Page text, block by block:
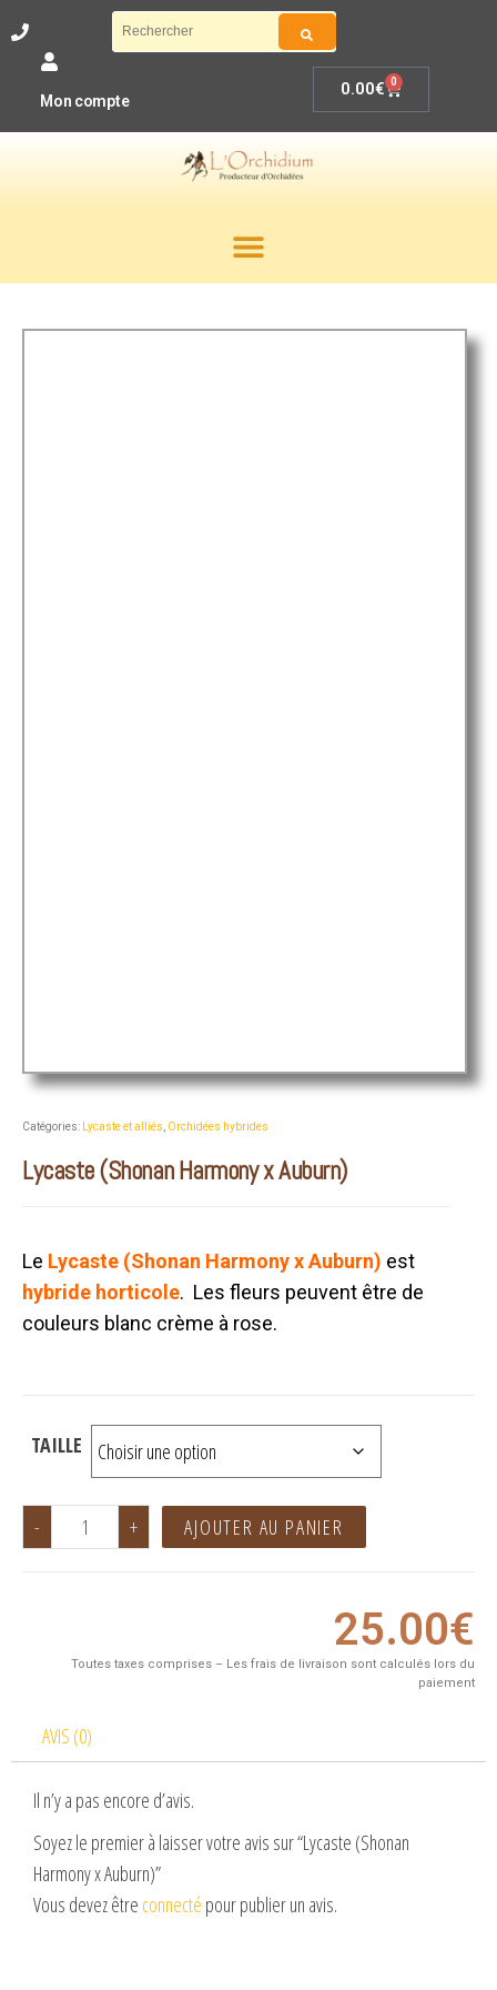
Mon compte
0.00€ 0
Catégories: Lycaste et alliés Orchidées hybrides
Lycaste (Shonan Harmony x Auburn)
Le Lycaste (Shonan Harmony x Auburn) est
hybride horticole. Les fleurs peuvent être de
couleurs blanc crème à rose.
TAILLE
- + AJOUTER AU PANIER
25.00€
Toutes taxes comprises – Les frais de livraison sont calculés lors du
paiement
AVIS (0)
Il n’y a pas encore d’avis.
Soyez le premier à laisser votre avis sur “Lycaste (Shonan
Harmony x Auburn)”
Vous devez être connecté pour publier un avis.